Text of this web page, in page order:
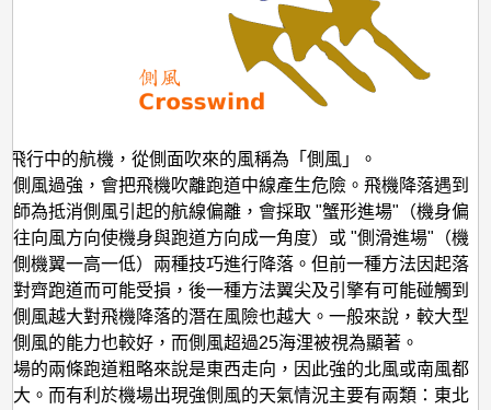
行中的航機，從側面吹來的風稱為「側風」。
側風過強，會把飛機吹離跑道中線產生危險。飛機降落遇到
師為抵消側風引起的航線偏離，會採取 "蟹形進場"（機身偏
往向風方向使機身與跑道方向成一角度）或 "側滑進場"（機
側機翼一高一低）兩種技巧進行降落。但前一種方法因起落
對齊跑道而可能受損，後一種方法翼尖及引擎有可能碰觸到
側風越大對飛機降落的潛在風險也越大。一般來說，較大型
側風的能力也較好，而側風超過25海浬被視為顯著。
場的兩條跑道粗略來說是東西走向，因此強的北風或南風都
大。而有利於機場出現強側風的天氣情況主要有兩類：東北